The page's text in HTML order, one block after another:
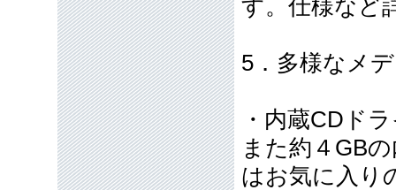
す。仕様など
5．多様なメ
・内蔵CDド
また約４GB
はお気に入り